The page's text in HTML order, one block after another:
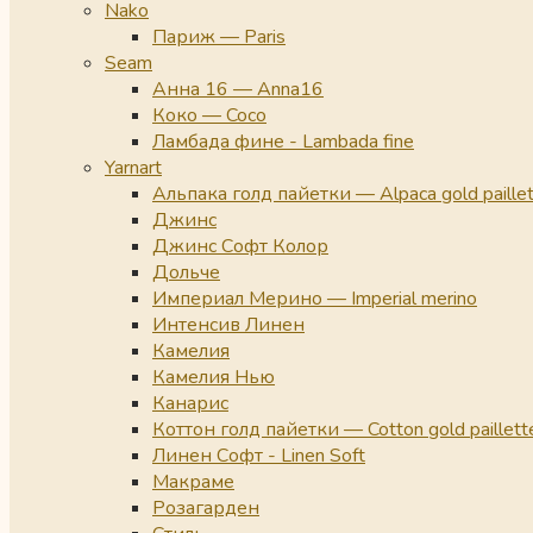
Nako
Париж — Paris
Seam
Анна 16 — Anna16
Коко — Coco
Ламбада фине - Lambada fine
Yarnart
Альпака голд пайетки — Alpaca gold
Джинс
Джинс Софт Колор
Дольче
Империал Мерино — Imperial merino
Интенсив Линен
Камелия
Камелия Нью
Канарис
Коттон голд пайетки — Cotton gold
Линен Софт - Linen Soft
Макраме
Розагарден